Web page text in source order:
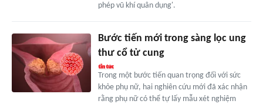
phép vũ khí quân dụng'.
Bước tiến mới trong sàng lọc ung
thư cổ tử cung
Trong một bước tiến quan trọng đối với sức
khỏe phụ nữ, hai nghiên cứu mới đã xác nhận
rằng phụ nữ có thể tự lấy mẫu xét nghiệm